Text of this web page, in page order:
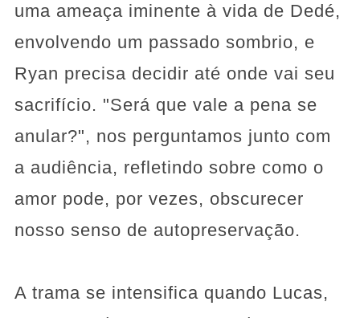
uma ameaça iminente à vida de Dedé,
envolvendo um passado sombrio, e
Ryan precisa decidir até onde vai seu
sacrifício. "Será que vale a pena se
anular?", nos perguntamos junto com
a audiência, refletindo sobre como o
amor pode, por vezes, obscurecer
nosso senso de autopreservação.
A trama se intensifica quando Lucas,